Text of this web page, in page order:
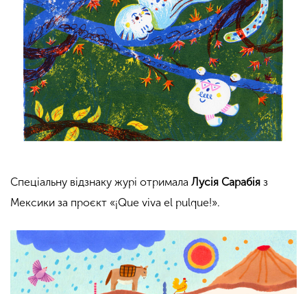
Спеціальну відзнаку журі отримала Лусія Сарабія з
Мексики за проєкт «¡Que viva el pulque!».